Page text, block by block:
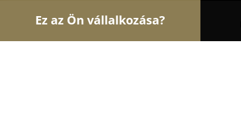
Ez az Ön vállalkozása?